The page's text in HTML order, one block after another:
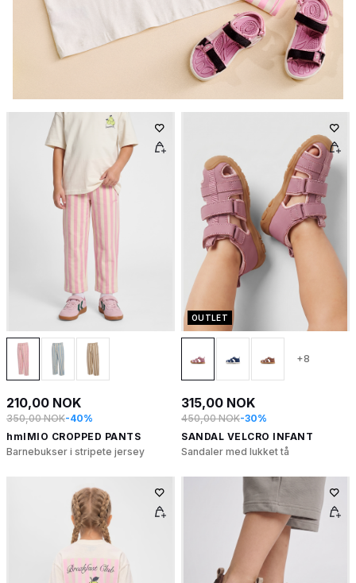
210,00 NOK
350,00 NOK-40%
hmlMIO CROPPED PANTS
Barnebukser i stripete jersey
OUTLET
+8
315,00 NOK
450,00 NOK-30%
SANDAL VELCRO INFANT
Sandaler med lukket tå